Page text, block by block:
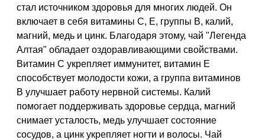
стал источником здоровья для многих людей. Он
включает в себя витамины С, Е, группы В, калий,
магний, медь и цинк. Благодаря этому, чай "Легенда
Алтая" обладает оздоравливающими свойствами.
Витамин С укрепляет иммунитет, витамин Е
способствует молодости кожи, а группа витаминов
В улучшает работу нервной системы. Калий
помогает поддерживать здоровье сердца, магний
снимает усталость, медь улучшает состояние
сосудов, а цинк укрепляет ногти и волосы. Чай